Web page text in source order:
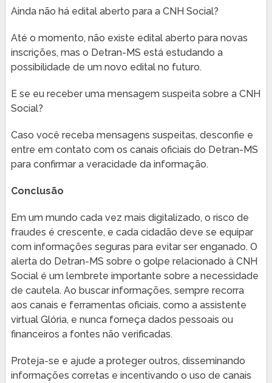
Ainda não há edital aberto para a CNH Social?
Até o momento, não existe edital aberto para novas
inscrições, mas o Detran-MS está estudando a
possibilidade de um novo edital no futuro.
E se eu receber uma mensagem suspeita sobre a CNH
Social?
Caso você receba mensagens suspeitas, desconfie e
entre em contato com os canais oficiais do Detran-MS
para confirmar a veracidade da informação.
Conclusão
Em um mundo cada vez mais digitalizado, o risco de
fraudes é crescente, e cada cidadão deve se equipar
com informações seguras para evitar ser enganado. O
alerta do Detran-MS sobre o golpe relacionado à CNH
Social é um lembrete importante sobre a necessidade
de cautela. Ao buscar informações, sempre recorra
aos canais e ferramentas oficiais, como a assistente
virtual Glória, e nunca forneça dados pessoais ou
financeiros a fontes não verificadas.
Proteja-se e ajude a proteger outros, disseminando
informações corretas e incentivando o uso de canais